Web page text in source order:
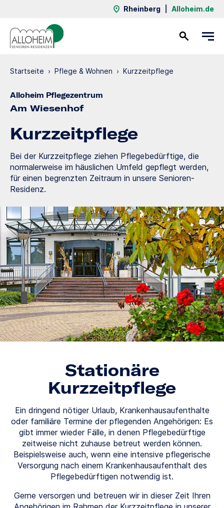
Rheinberg Alloheim.de
Startseite › Pflege & Wohnen › Kurzzeit­pflege
Alloheim Pflegezentrum
Am Wiesenhof
Kurzzeit­pflege
Bei der Kurzzeitpflege ziehen Pflegebedürftige, die
normalerweise im häuslichen Umfeld gepflegt werden,
für einen begrenzten Zeitraum in unsere Senioren-
Residenz.
Stationäre
Kurzzeitpflege
Ein dringend nötiger Urlaub, Krankenhausaufenthalte
oder familiäre Termine der pflegenden Angehörigen: Es
gibt immer wieder Fälle, in denen Pflegebedürftige
zeitweise nicht zuhause betreut werden können.
Beispielsweise auch, wenn eine intensive pflegerische
Versorgung nach einem Krankenhausaufenthalt des
Pflegebedürftigen notwendig ist.
Gerne versorgen und betreuen wir in dieser Zeit Ihren